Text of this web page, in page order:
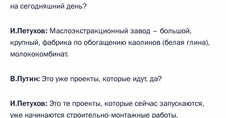
на сегодняшний день?
И.Петухов: Маслоэкстракционный завод – большой,
крупный, фабрика по обогащению каолинов (белая глина),
молококомбинат.
В.Путин: Это уже проекты, которые идут, да?
И.Петухов: Это те проекты, которые сейчас запускаются,
уже начинаются строительно-монтажные работы,